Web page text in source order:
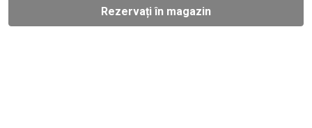
Rezervați în magazin